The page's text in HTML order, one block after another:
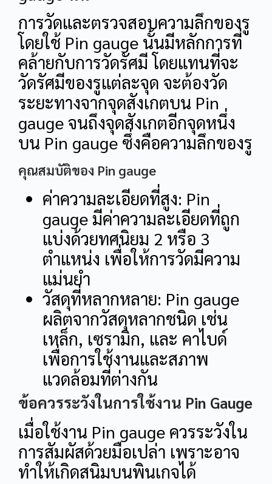
การวัดและตรวจสอบความลึกของรู
โดยใช้ Pin gauge นั้นมีหลักการที่
คล้ายกับการวัดรัศมี โดยแทนที่จะ
วัดรัศมีของรูแต่ละจุด จะต้องวัด
ระยะทางจากจุดสังเกตบน Pin
gauge จนถึงจุดสังเกตอีกจุดหนึ่ง
บน Pin gauge ซึ่งคือความลึกของรู
คุณสมบัติของ Pin gauge
ค่าความละเอียดที่สูง: Pin
gauge มีค่าความละเอียดที่ถูก
แบ่งด้วยทศนิยม 2 หรือ 3
ตำแหน่ง เพื่อให้การวัดมีความ
แม่นยำ
วัสดุที่หลากหลาย: Pin gauge
ผลิตจากวัสดุหลากชนิด เช่น
เหล็ก, เซรามิก, และ คาไบด์
เพื่อการใช้งานและสภาพ
แวดล้อมที่ต่างกัน
ข้อควรระวังในการใช้งาน Pin Gauge
เมื่อใช้งาน Pin gauge ควรระวังใน
การสัมผัสด้วยมือเปล่า เพราะอาจ
ทำให้เกิดสนิมบนพินเกจได้